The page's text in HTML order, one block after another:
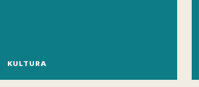
KULTURA